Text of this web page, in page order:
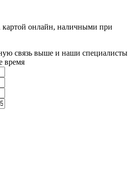
картой онлайн, наличными при
связь выше и наши специалисты
время